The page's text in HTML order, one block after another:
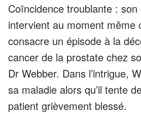
Coïncidence troublante : son
intervient au moment même
consacre un épisode à la
cancer de la prostate chez
Dr Webber. Dans l’intrigue,
sa maladie alors qu’il tente
patient grièvement blessé.